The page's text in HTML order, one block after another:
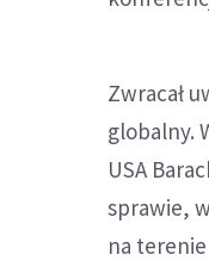
Zwracał
globalny.
USA
sprawie,
na